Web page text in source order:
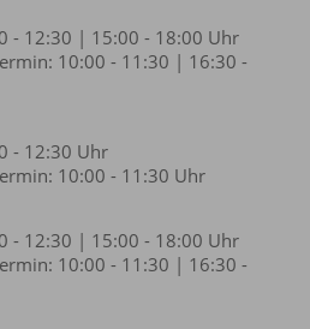
- 12:30 | 15:00 - 18:00 Uhr
10:00 - 11:30 | 16:30 -
- 12:30 Uhr
10:00 - 11:30 Uhr
- 12:30 | 15:00 - 18:00 Uhr
10:00 - 11:30 | 16:30 -